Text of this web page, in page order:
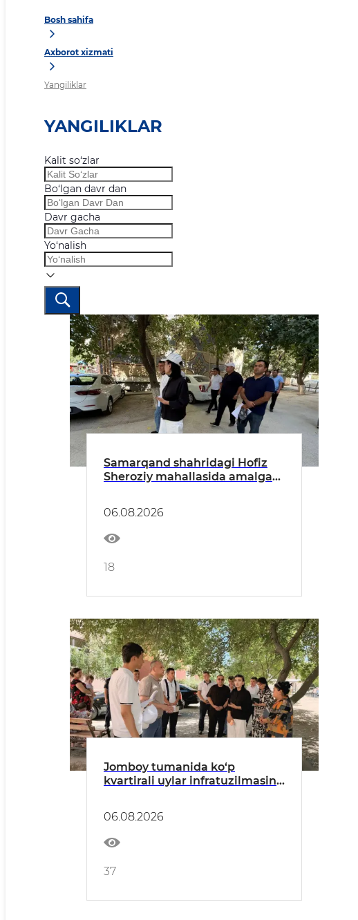
Bosh sahifa
Axborot xizmati
Yangiliklar
YANGILIKLAR
Kalit so‘zlar
Bo‘lgan davr dan
Davr gacha
Yo‘nalish
Samarqand shahridagi Hofiz
Sheroziy mahallasida amalga
tanishildi
06.08.2026
18
Jomboy tumanida ko‘p
kvartirali uylar infratuzilmasini
06.08.2026
37